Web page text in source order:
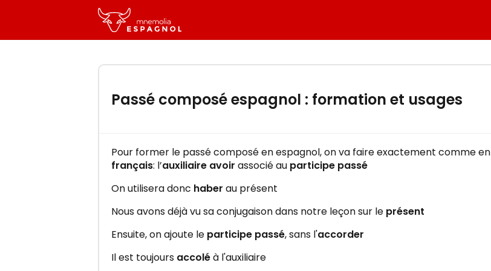
Passé composé espagnol : formation et usages
Pour former le passé composé en espagnol, on va faire exactement comme en
français: l’auxiliaire avoir associé au participe passé
On utilisera donc haber au présent
Nous avons déjà vu sa conjugaison dans notre leçon sur le présent
Ensuite, on ajoute le participe passé, sans l'accorder
Il est toujours accoléà l'auxiliaire
"Mnemolia Espagnol"
Apprenez l’espagnol efficacement en
C'EST PARTI !